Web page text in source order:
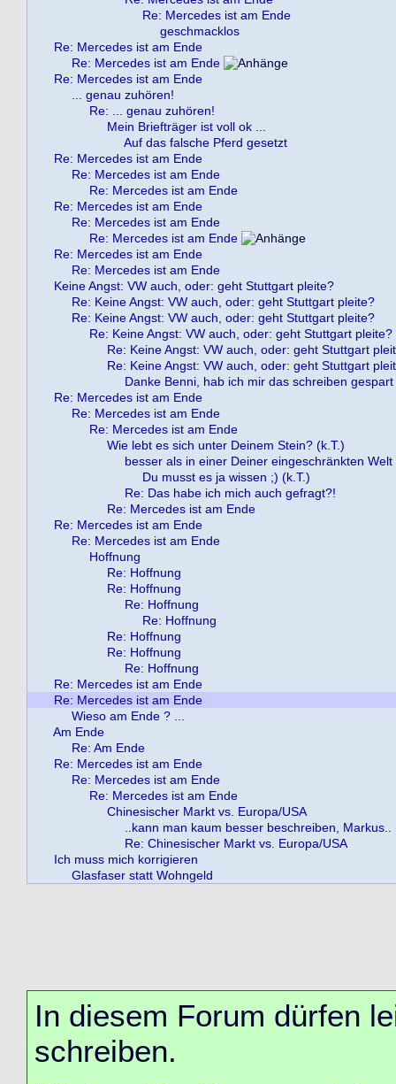
Re: Mercedes ist am Ende
geschmacklos
Re: Mercedes ist am Ende
Re: Mercedes ist am Ende
Re: Mercedes ist am Ende
... genau zuhören!
Re: ... genau zuhören!
Mein Briefträger ist voll ok ...
Auf das falsche Pferd gesetzt
Re: Mercedes ist am Ende
Re: Mercedes ist am Ende
Re: Mercedes ist am Ende
Re: Mercedes ist am Ende
Re: Mercedes ist am Ende
Re: Mercedes ist am Ende
Re: Mercedes ist am Ende
Re: Mercedes ist am Ende
Keine Angst: VW auch, oder: geht Stuttgart pleite?
Re: Keine Angst: VW auch, oder: geht Stuttgart pleite?
Re: Keine Angst: VW auch, oder: geht Stuttgart pleite?
Re: Keine Angst: VW auch, oder: geht Stuttgart pleite?
Re: Keine Angst: VW auch, oder: geht Stuttgart
Re: Keine Angst: VW auch, oder: geht Stuttgart
Danke Benni, hab ich mir das schreiben gespart
Re: Mercedes ist am Ende
Re: Mercedes ist am Ende
Re: Mercedes ist am Ende
Wie lebt es sich unter Deinem Stein? (k.T.)
besser als in einer Deiner eingeschränkten Welt
Du musst es ja wissen ;) (k.T.)
Re: Das habe ich mich auch gefragt?!
Re: Mercedes ist am Ende
Re: Mercedes ist am Ende
Re: Mercedes ist am Ende
Hoffnung
Re: Hoffnung
Re: Hoffnung
Re: Hoffnung
Re: Hoffnung
Re: Hoffnung
Re: Hoffnung
Re: Hoffnung
Re: Mercedes ist am Ende
Re: Mercedes ist am Ende
Wieso am Ende ? ...
Am Ende
Re: Am Ende
Re: Mercedes ist am Ende
Re: Mercedes ist am Ende
Re: Mercedes ist am Ende
Chinesischer Markt vs. Europa/USA
..kann man kaum besser beschreiben, Markus..
Re: Chinesischer Markt vs. Europa/USA
Ich muss mich korrigieren
Glasfaser statt Wohngeld
In diesem Forum dürfen
schreiben.